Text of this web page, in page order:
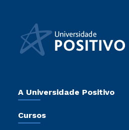
A Universidade Positivo
Sala de Imprensa
Cursos